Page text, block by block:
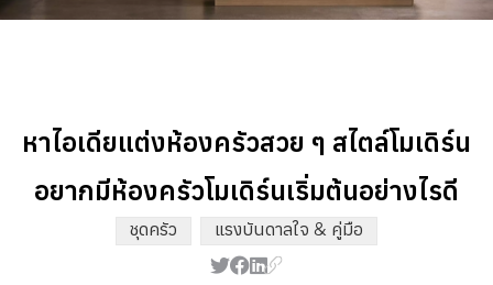
หาไอเดียแต่งห้องครัวสวย ๆ สไตล์โมเดิร์น
อยากมีห้องครัวโมเดิร์นเริ่มต้นอย่างไรดี
ชุดครัว แรงบันดาลใจ & คู่มือ